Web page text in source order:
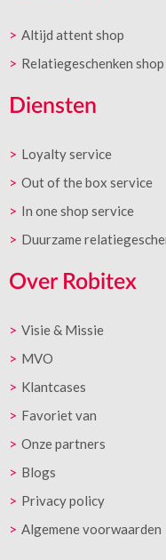
Altijd attent shop
Relatiegeschenken shop
Diensten
Loyalty service
Out of the box service
In one shop service
Duurzame
Over Robitex
Visie & Missie
MVO
Klantcases
Favoriet van
Onze partners
Blogs
Privacy policy
Algemene voorwaarden